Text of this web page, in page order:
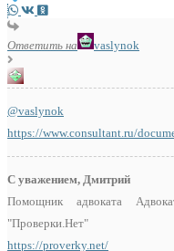
Ответить на vaslynok
@vaslynok
https://www.consultant.ru/
С уважением, Дмитрий
Помощник адвоката
"Проверки.Нет"
https://proverky.net/